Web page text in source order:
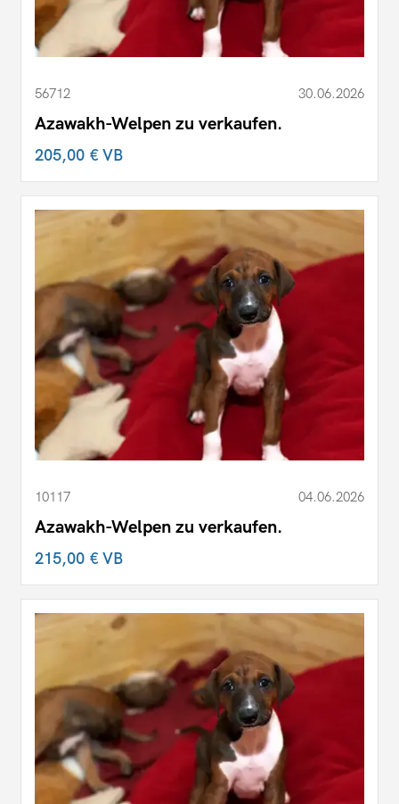
56712 30.06.2026
Azawakh-Welpen zu verkaufen.
205,00 €VB
10117 04.06.2026
Azawakh-Welpen zu verkaufen.
215,00 €VB